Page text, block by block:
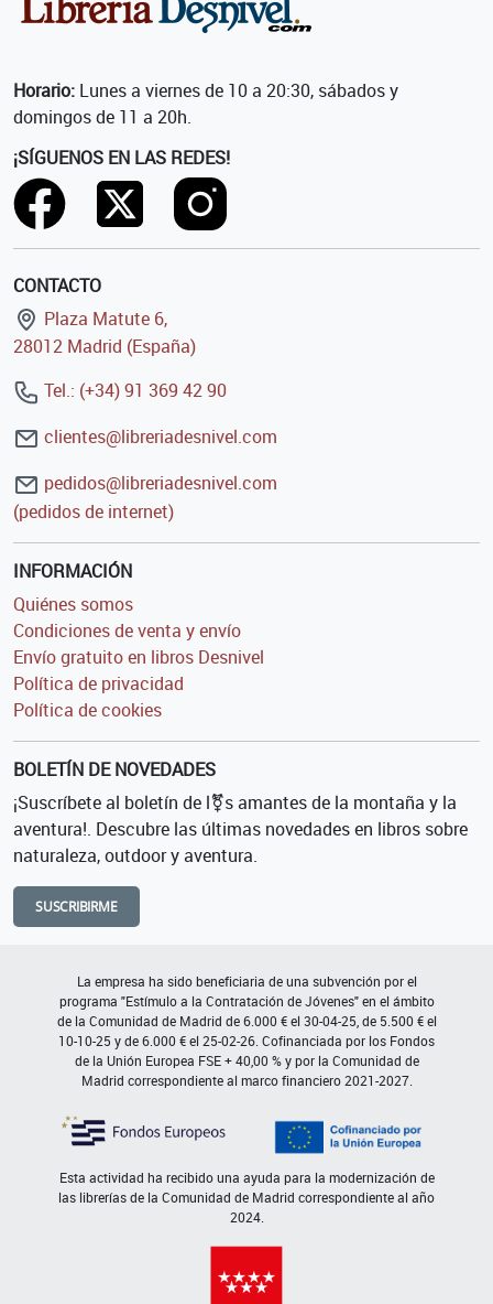
Horario: Lunes a viernes de 10 a 20:30, sábados y
domingos de 11 a 20h.
¡SÍGUENOS EN LAS REDES!
CONTACTO
Plaza Matute 6,
28012 Madrid (España)
Tel.: (+34) 91 369 42 90
clientes@libreriadesnivel.com
pedidos@libreriadesnivel.com
(pedidos de internet)
INFORMACIÓN
Quiénes somos
Condiciones de venta y envío
Envío gratuito en libros Desnivel
Política de privacidad
Política de cookies
BOLETÍN DE NOVEDADES
¡Suscríbete al boletín de l⚧s amantes de la montaña y la
aventura!. Descubre las últimas novedades en libros sobre
naturaleza, outdoor y aventura.
SUSCRIBIRME
La empresa ha sido beneficiaria de una subvención por el
programa "Estímulo a la Contratación de Jóvenes" en el ámbito
de la Comunidad de Madrid de 6.000 € el 30-04-25, de 5.500 € el
10-10-25 y de 6.000 € el 25-02-26. Cofinanciada por los Fondos
de la Unión Europea FSE + 40,00 % y por la Comunidad de
Madrid correspondiente al marco financiero 2021-2027.
Esta actividad ha recibido una ayuda para la modernización de
las librerías de la Comunidad de Madrid correspondiente al año
2024.